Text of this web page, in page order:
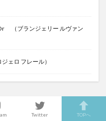
（ブランジェリー ルヴァン
ェロ フレール）
Twitter TOPへ